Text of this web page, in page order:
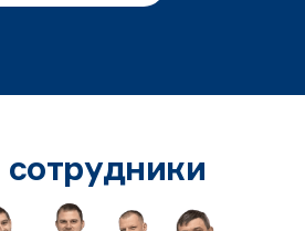
сотрудники